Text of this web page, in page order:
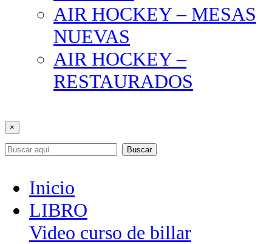
AIR HOCKEY – MESAS
NUEVAS
AIR HOCKEY –
RESTAURADOS
×
Buscar
Inicio
LIBRO
Video curso de billar